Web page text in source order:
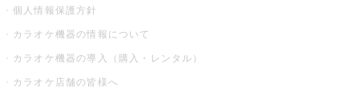
個人情報保護方針
カラオケ機器の情報について
カラオケ機器の導入（購入・レンタル）
カラオケ店舗の皆様へ